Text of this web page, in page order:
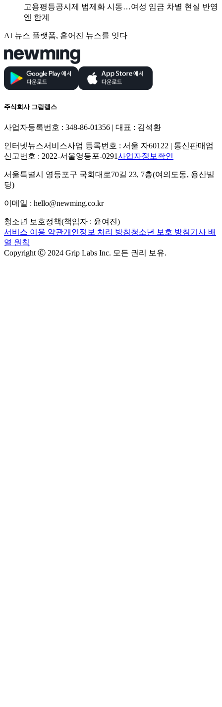
고용평등공시제 법제화 시동…여성 임금 차별 현실 반영
엔 한계
AI 뉴스 플랫폼, 흩어진 뉴스를 잇다
주식회사 그립랩스
사업자등록번호 : 348-86-01356 | 대표 : 김석환
인터넷뉴스서비스사업 등록번호 : 서울 자60122 | 통신판매업
신고번호 : 2022-서울영등포-0291사업자정보확인
서울특별시 영등포구 국회대로70길 23, 7층(여의도동, 용산빌
딩)
이메일 : hello@newming.co.kr
청소년 보호정책(책임자 : 윤여진)
서비스 이용 약관개인정보 처리 방침청소년 보호 방침기사 배
열 원칙
Copyright Ⓒ 2024 Grip Labs Inc. 모든 권리 보유.